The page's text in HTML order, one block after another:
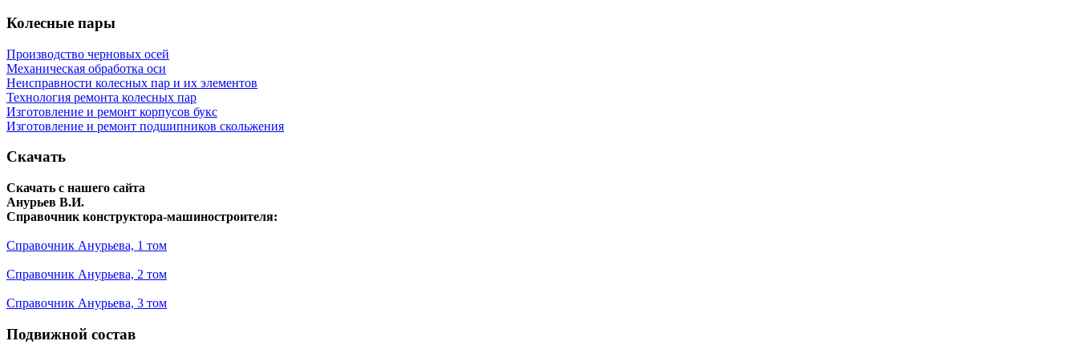
Колесные пары
Производство черновых осей
Механическая обработка оси
Неисправности колесных пар и их элементов
Технология ремонта колесных пар
Изготовление и ремонт корпусов букс
Изготовление и ремонт подшипников скольжения
Скачать
Скачать с нашего сайта
Анурьев В.И.
Справочник конструктора-машиностроителя:
Справочник Анурьева, 1 том
Справочник Анурьева, 2 том
Справочник Анурьева, 3 том
Подвижной состав